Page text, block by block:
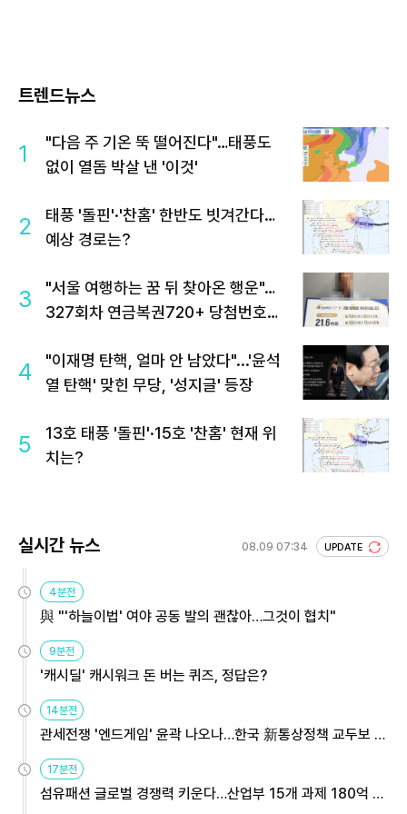
트렌드뉴스
1
"다음 주 기온 뚝 떨어진다"…태풍도
없이 열돔 박살 낸 '이것'
2
태풍 '돌핀'·'찬홈' 한반도 빗겨간다…
예상 경로는?
3
"서울 여행하는 꿈 뒤 찾아온 행운"…
327회차 연금복권720+ 당첨번호조
4
"이재명 탄핵, 얼마 안 남았다"...'윤석
열 탄핵' 맞힌 무당, '성지글' 등장
5
13호 태풍 '돌핀'·15호 '찬홈' 현재 위
치는?
실시간 뉴스 08.09 07:34 UPDATE
4분전
與 "'하늘이법' 여야 공동 발의 괜찮아…그것이 협치"
9분전
'캐시딜' 캐시워크 돈 버는 퀴즈, 정답은?
14분전
관세전쟁 '엔드게임' 윤곽 나오나…한국 新통상정책 교두보 활
17분전
섬유패션 글로벌 경쟁력 키운다…산업부 15개 과제 180억 지